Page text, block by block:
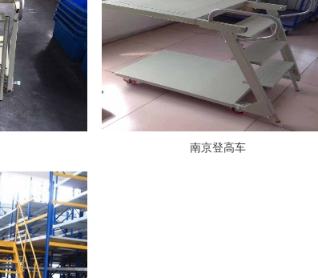
南京登高车